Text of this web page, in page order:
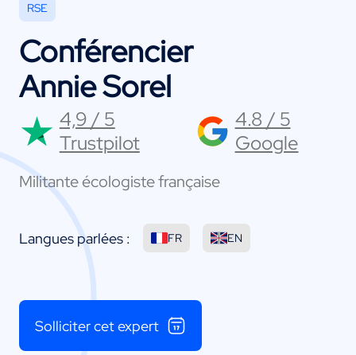
RSE
Conférencier
Annie Sorel
4,9 / 5
Trustpilot
4.8 / 5
Google
Militante écologiste française
Langues parlées : FR EN
Solliciter cet expert